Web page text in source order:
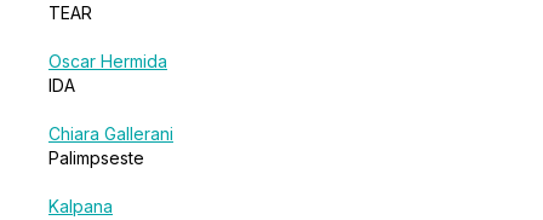
TEAR
Oscar Hermida
IDA
Chiara Gallerani
Palimpseste
Kalpana